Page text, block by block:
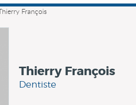
François
Thierry François
Dentiste